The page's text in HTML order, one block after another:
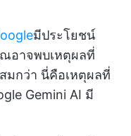
มีประโยชน์
อาจพบเหตุผลที่
มกว่า นี่คือเหตุผลที่
Gemini AI มี